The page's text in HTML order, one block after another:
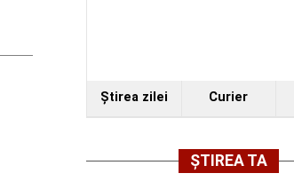
Ştirea zilei Curier
ȘTIREA TA